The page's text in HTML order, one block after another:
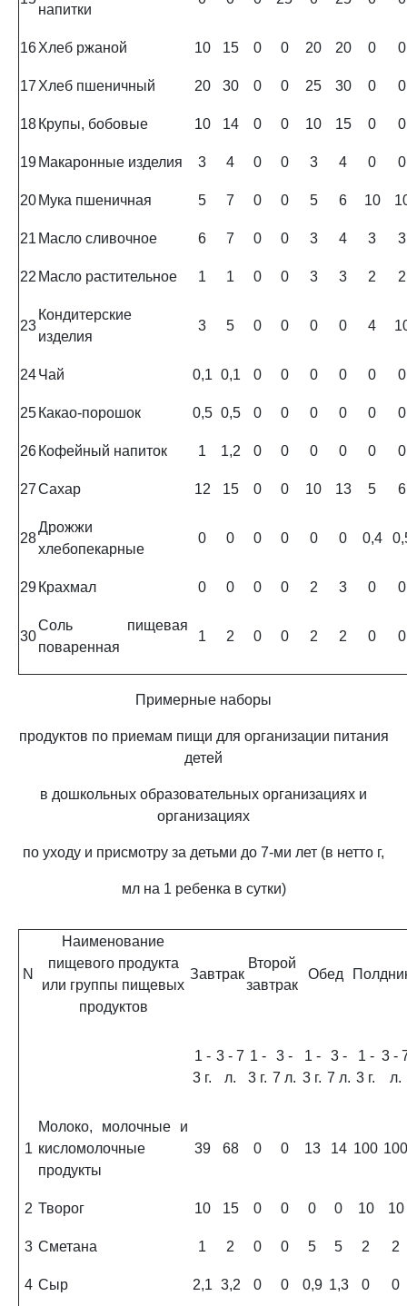
напитки
16Хлеб ржаной 10 15 0 0 20 20 0 0
17 Хлеб пшеничный 20 30 0 0 25 30 0 0
18 Крупы, бобовые 10 14 0 0 10 15 0 0
19 Макаронные изделия 3 4 0 0 3 4 0 0
20 Мука пшеничная 5 7 0 0 5 6 10
21 Масло сливочное 6 7 0 0 3 4 3 3
22 Масло растительное 1 1 0 0 3 3 2 2
23
Кондитерские
изделия
3 5 0 0 0 0 4
24Чай 0,1 0,1 0 0 0 0 0 0
25 Какао-порошок 0,5 0,5 0 0 0 0 0 0
26 Кофейный напиток 1 1,2 0 0 0 0 0 0
27Сахар 12 15 0 0 10 13 5 6
28
Дрожжи
хлебопекарные
0 0 0 0 0 0 0,4
29 Крахмал 0 0 0 0 2 3 0 0
30
Соль пищевая
поваренная
1 2 0 0 2 2 0 0
Примерные наборы
продуктов по приемам пищи для организации питания
детей
в дошкольных образовательных организациях и
организациях
по уходу и присмотру за детьми до 7-ми лет (в нетто г,
мл на 1 ребенка в сутки)
N
Наименование
пищевого продукта
или группы пищевых
продуктов
Завтрак
Второй
завтрак
Обед
1 -
3 г.
3 - 7
л.
1 -
3 г.
3 -
7 л.
1 -
3 г.
3 -
7 л.
1 -
3 г.
3 -
л.
1
Молоко, молочные и
кисломолочные
продукты
39 68 0 0 13 14 100 100
2 Творог 10 15 0 0 0 0 10 10
3 Сметана 1 2 0 0 5 5 2 2
4 Сыр 2,1 3,2 0 0 0,9 1,3 0 0